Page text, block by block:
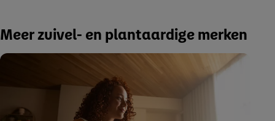
Meer zuivel- en plantaardige merken